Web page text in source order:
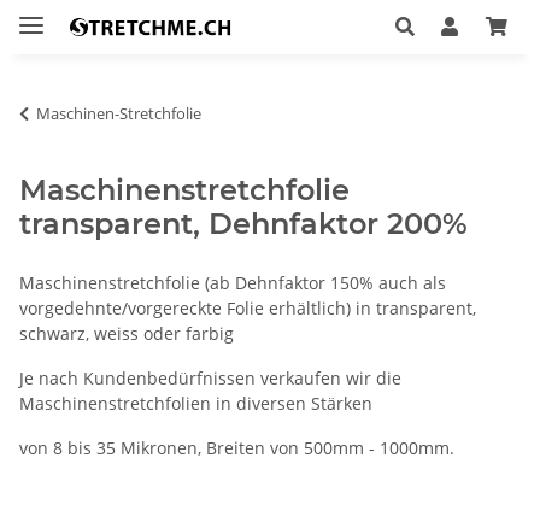
Maschinen-Stretchfolie
Maschinenstretchfolie
transparent, Dehnfaktor 200%
Maschinenstretchfolie (ab Dehnfaktor 150% auch als
vorgedehnte/vorgereckte Folie erhältlich) in transparent,
schwarz, weiss oder farbig
Je nach Kundenbedürfnissen verkaufen wir die
Maschinenstretchfolien in diversen Stärken
von 8 bis 35 Mikronen, Breiten von 500mm - 1000mm.